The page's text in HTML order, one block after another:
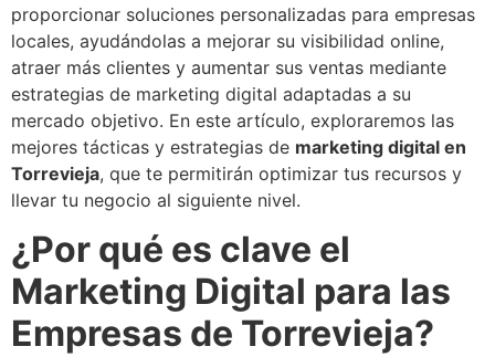
proporcionar soluciones personalizadas para empresas
locales, ayudándolas a mejorar su visibilidad online,
atraer más clientes y aumentar sus ventas mediante
estrategias de marketing digital adaptadas a su
mercado objetivo. En este artículo, exploraremos las
mejores tácticas y estrategias de marketing digital en
Torrevieja, que te permitirán optimizar tus recursos y
llevar tu negocio al siguiente nivel.
¿Por qué es clave el
Marketing Digital para las
Empresas de Torrevieja?